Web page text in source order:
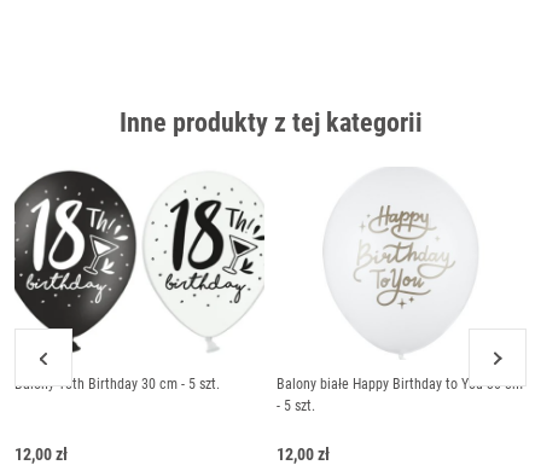
Inne produkty z tej kategorii
Balony 18th Birthday 30 cm - 5 szt.
12,00 zł
Balony białe Happy Birthday to You 30 cm
- 5 szt.
12,00 zł